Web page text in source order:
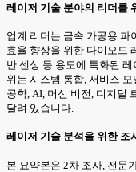
레이저 기술 분야의 리더를
업계 리더는 금속 가공용 파
효율 향상을 위한 다이오드
반 센싱 등 용도에 특화된
위는 시스템 통합, 서비스
공학, AI, 머신 비전, 디지털
달려 있습니다.
레이저 기술 분석을 위한 조
본 요약본은 2차 조사, 전문